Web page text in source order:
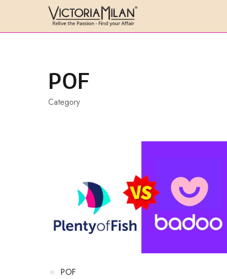
content
POF
Category
Category
POF